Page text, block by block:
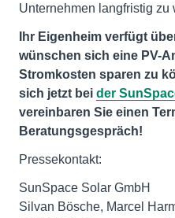
Unternehmen langfristig zu
Ihr Eigenheim verfügt
wünschen sich eine PV-
Stromkosten sparen zu
sich jetzt bei der
vereinbaren Sie einen
Beratungsgespräch!
Pressekontakt:
SunSpace Solar GmbH
Silvan Bösche, Marcel